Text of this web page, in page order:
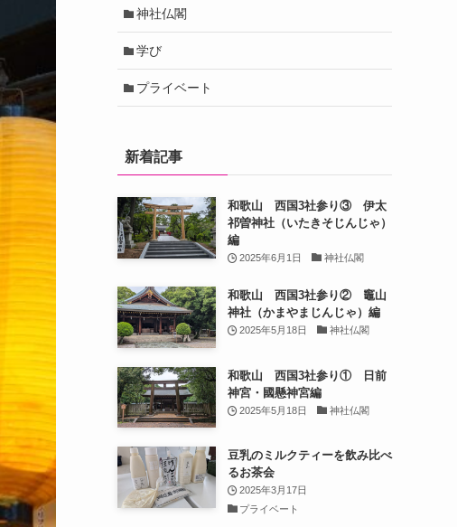
神社仏閣
学び
プライベート
新着記事
和歌山 西国3社参り③ 伊太
祁曽神社（いたきそじんじゃ）
編
2025年6月1日 神社仏閣
和歌山 西国3社参り② 竈山
神社（かまやまじんじゃ）編
2025年5月18日 神社仏閣
和歌山 西国3社参り① 日前
神宮・國懸神宮編
2025年5月18日 神社仏閣
豆乳のミルクティーを飲み比べ
るお茶会
2025年3月17日
プライベート